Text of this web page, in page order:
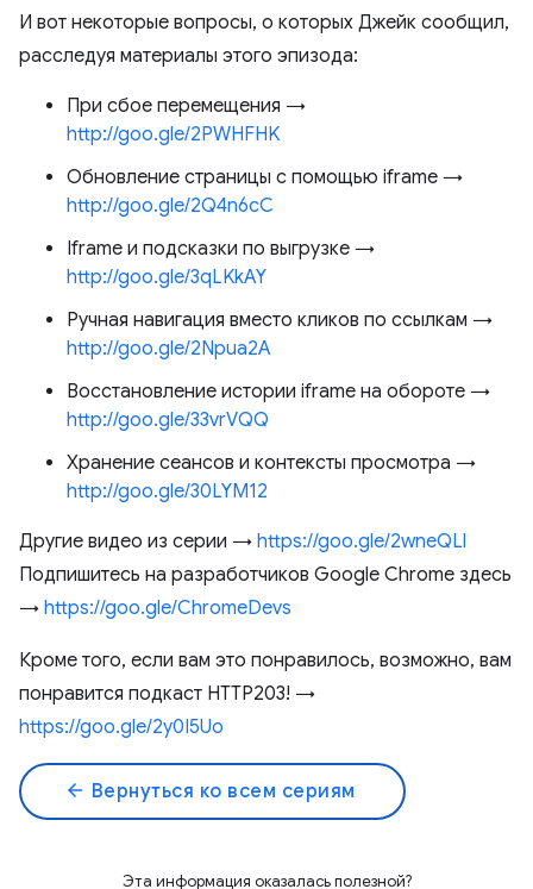
И вот некоторые вопросы, о которых Джейк сообщил,
расследуя материалы этого эпизода:
При сбое перемещения →
http://goo.gle/2PWHFHK
Обновление страницы с помощью iframe →
http://goo.gle/2Q4n6cC
Iframe и подсказки по выгрузке →
http://goo.gle/3qLKkAY
Ручная навигация вместо кликов по ссылкам →
http://goo.gle/2Npua2A
Восстановление истории iframe на обороте →
http://goo.gle/33vrVQQ
Хранение сеансов и контексты просмотра →
http://goo.gle/30LYM12
Другие видео из серии → https://goo.gle/2wneQLl
Подпишитесь на разработчиков Google Chrome здесь
→ https://goo.gle/ChromeDevs
Кроме того, если вам это понравилось, возможно, вам
понравится подкаст HTTP203! →
https://goo.gle/2y0I5Uo
arrow_back Вернуться ко всем сериям
Эта информация оказалась полезной?